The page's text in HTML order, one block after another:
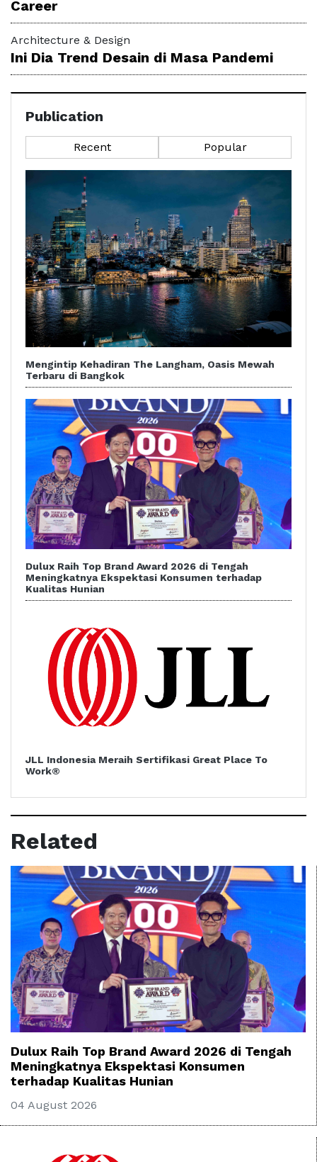
Career
Architecture & Design
Ini Dia Trend Desain di Masa Pandemi
Publication
Recent Popular
Mengintip Kehadiran The Langham, Oasis Mewah
Terbaru di Bangkok
Dulux Raih Top Brand Award 2026 di Tengah
Meningkatnya Ekspektasi Konsumen terhadap
Kualitas Hunian
JLL Indonesia Meraih Sertifikasi Great Place To
Work®
Related
Dulux Raih Top Brand Award 2026 di Tengah
Meningkatnya Ekspektasi Konsumen
terhadap Kualitas Hunian
04 August 2026